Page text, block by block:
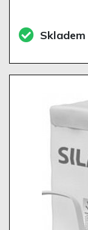
Skladem